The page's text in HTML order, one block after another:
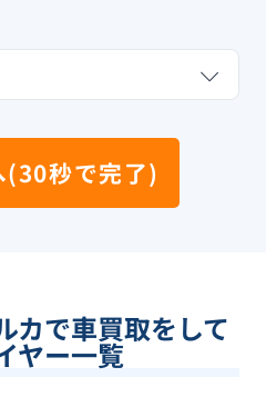
(30秒で完了)
カで車買取をして
ヤー一覧